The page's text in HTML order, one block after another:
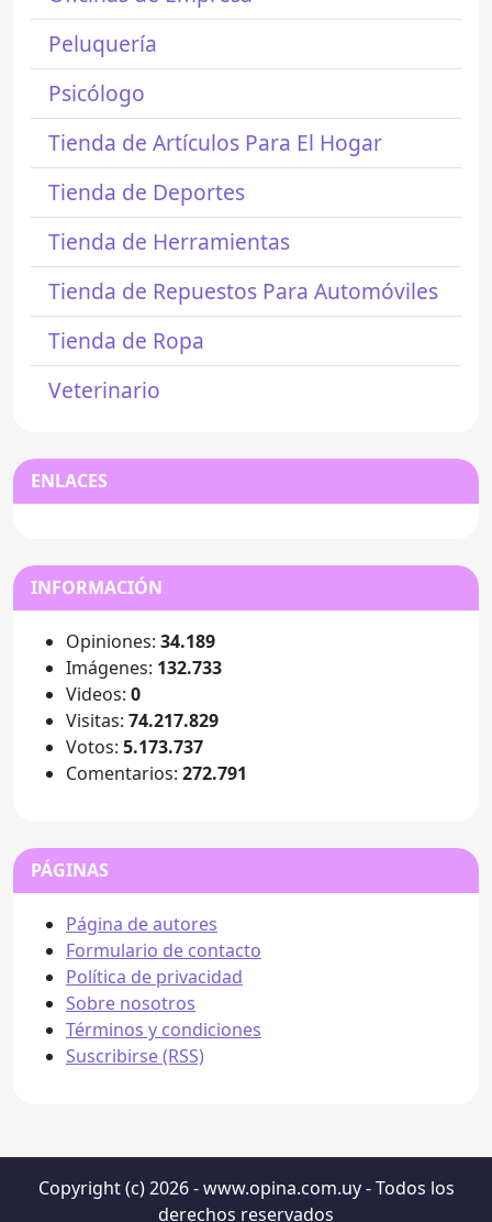
Peluquería
Psicólogo
Tienda de Artículos Para El Hogar
Tienda de Deportes
Tienda de Herramientas
Tienda de Repuestos Para Automóviles
Tienda de Ropa
Veterinario
ENLACES
INFORMACIÓN
Opiniones: 34.189
Imágenes: 132.733
Videos: 0
Visitas: 74.217.829
Votos: 5.173.737
Comentarios: 272.791
PÁGINAS
Página de autores
Formulario de contacto
Política de privacidad
Sobre nosotros
Términos y condiciones
Suscribirse (RSS)
Copyright (c) 2026 - www.opina.com.uy - Todos los
derechos reservados